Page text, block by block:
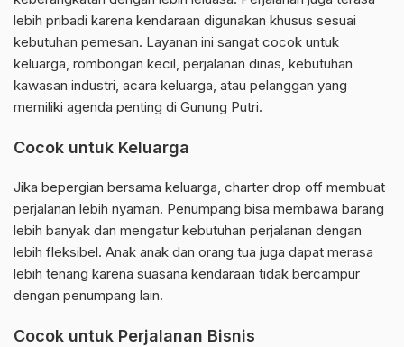
lebih pribadi karena kendaraan digunakan khusus sesuai
kebutuhan pemesan. Layanan ini sangat cocok untuk
keluarga, rombongan kecil, perjalanan dinas, kebutuhan
kawasan industri, acara keluarga, atau pelanggan yang
memiliki agenda penting di Gunung Putri.
Cocok untuk Keluarga
Jika bepergian bersama keluarga, charter drop off membuat
perjalanan lebih nyaman. Penumpang bisa membawa barang
lebih banyak dan mengatur kebutuhan perjalanan dengan
lebih fleksibel. Anak anak dan orang tua juga dapat merasa
lebih tenang karena suasana kendaraan tidak bercampur
dengan penumpang lain.
Cocok untuk Perjalanan Bisnis